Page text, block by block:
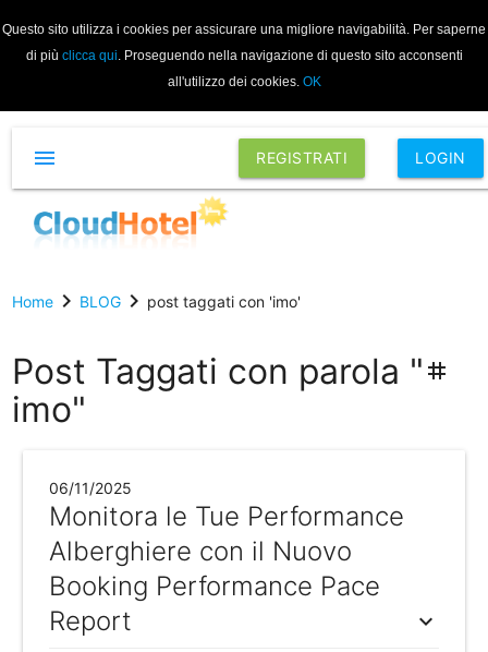
Questo sito utilizza i cookies per assicurare una migliore navigabilità. Per saperne
di più clicca qui. Proseguendo nella navigazione di questo sito acconsenti
all'utilizzo dei cookies. OK
REGISTRATI LOGIN
menu
Homechevron_right BLOGchevron_right post taggati con 'imo'
Post Taggati con parola " tag
imo"
06/11/2025
Monitora le Tue Performance
Alberghiere con il Nuovo
Booking Performance Pace
Report
expand_more